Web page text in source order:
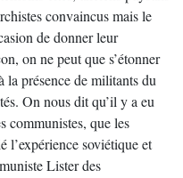
convaincus mais le
de donner leur
on ne peut que s’étonner
la présence de militants du
On nous dit qu’il y a eu
communistes, que les
l’expérience soviétique et
Lister des